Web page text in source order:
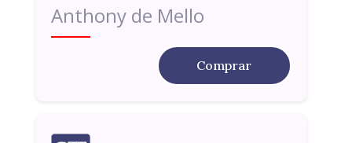
Anthony de Mello
Comprar